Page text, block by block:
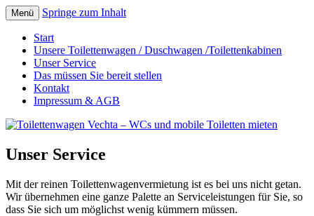
Toilettenwagen Vechta – WCs
und mobile Toiletten mieten
Menü Springe zum Inhalt
Start
Unsere Toilettenwagen / Duschwagen /Toilettenkabinen
Unser Service
Das müssen Sie bereit stellen
Kontakt
Impressum & AGB
Unser Service
Mit der reinen Toilettenwagenvermietung ist es bei uns nicht getan.
Wir übernehmen eine ganze Palette an Serviceleistungen für Sie, so
dass Sie sich um möglichst wenig kümmern müssen.